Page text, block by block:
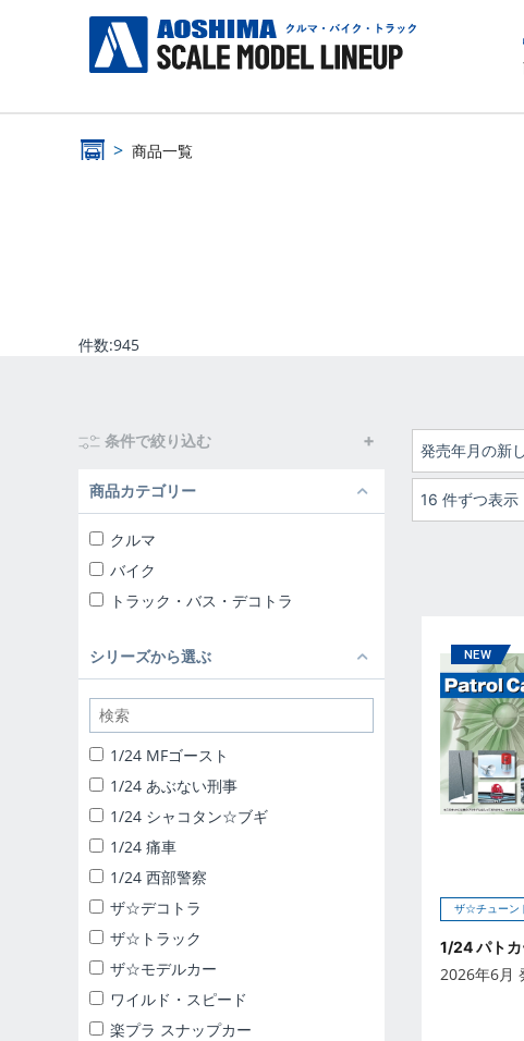
商品一覧
件数:945
条件で絞り込む
商品カテゴリー
クルマ
バイク
トラック・バス・デコトラ
シリーズから選ぶ
1/24 MFゴースト
1/24 あぶない刑事
1/24 シャコタン☆ブギ
1/24 痛車
1/24 西部警察
ザ☆デコトラ
ザ☆トラック
ザ☆モデルカー
ワイルド・スピード
楽プラ スナップカー
発売年月の新
16 件ずつ表示
ザ☆チューン
1/24 パト
2026年6月